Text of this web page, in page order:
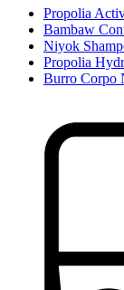
Propolia
Bambaw
Niyok
Propolia
Burro Corpo